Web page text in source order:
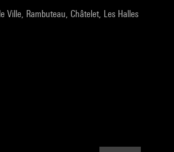
Ville, Rambuteau, Châtelet, Les Halles